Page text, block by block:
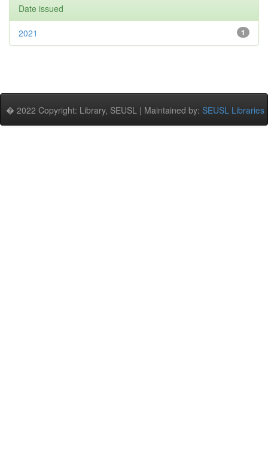
Date issued
1
2021
� 2022 Copyright: Library, SEUSL | Maintained by: SEUSL Libraries